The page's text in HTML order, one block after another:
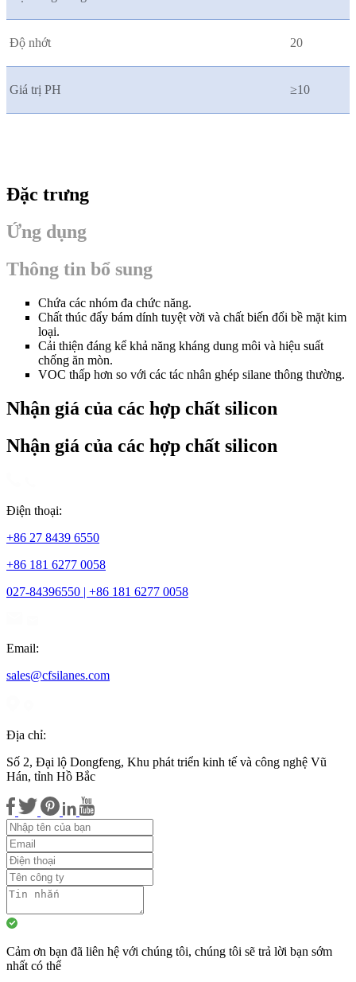
Độ nhớt 20
Giá trị PH ≥10
Đặc trưng
Ứng dụng
Thông tin bổ sung
Chứa các nhóm đa chức năng.
Chất thúc đẩy bám dính tuyệt vời và chất biến đổi bề mặt kim
loại.
Cải thiện đáng kể khả năng kháng dung môi và hiệu suất
chống ăn mòn.
VOC thấp hơn so với các tác nhân ghép silane thông thường.
Nhận giá của các hợp chất silicon
Nhận giá của các hợp chất silicon
Điện thoại:
+86 27 8439 6550
+86 181 6277 0058
027-84396550 | +86 181 6277 0058
Email:
sales@cfsilanes.com
Địa chỉ:
Số 2, Đại lộ Dongfeng, Khu phát triển kinh tế và công nghệ Vũ
Hán, tỉnh Hồ Bắc
Cảm ơn bạn đã liên hệ với chúng tôi, chúng tôi sẽ trả lời bạn sớm
nhất có thể